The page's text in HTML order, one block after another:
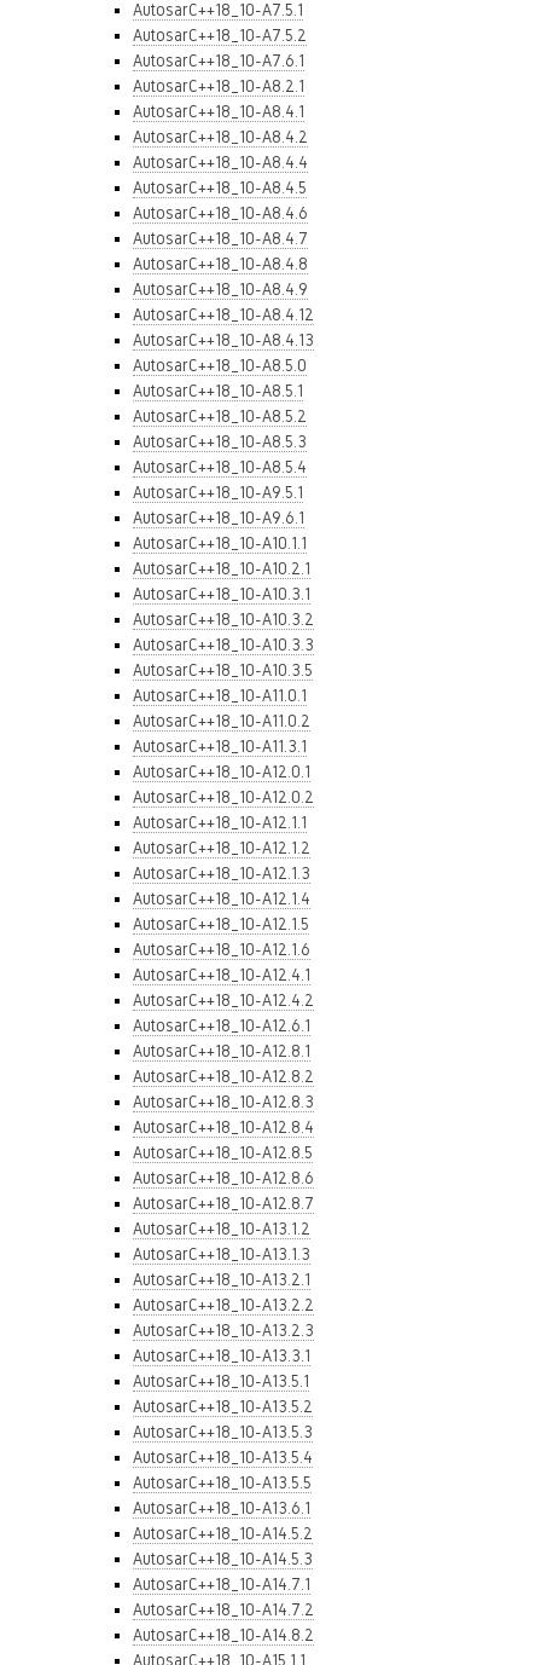
AutosarC++18_10-A7.5.1
AutosarC++18_10-A7.5.2
AutosarC++18_10-A7.6.1
AutosarC++18_10-A8.2.1
AutosarC++18_10-A8.4.1
AutosarC++18_10-A8.4.2
AutosarC++18_10-A8.4.4
AutosarC++18_10-A8.4.5
AutosarC++18_10-A8.4.6
AutosarC++18_10-A8.4.7
AutosarC++18_10-A8.4.8
AutosarC++18_10-A8.4.9
AutosarC++18_10-A8.4.12
AutosarC++18_10-A8.4.13
AutosarC++18_10-A8.5.0
AutosarC++18_10-A8.5.1
AutosarC++18_10-A8.5.2
AutosarC++18_10-A8.5.3
AutosarC++18_10-A8.5.4
AutosarC++18_10-A9.5.1
AutosarC++18_10-A9.6.1
AutosarC++18_10-A10.1.1
AutosarC++18_10-A10.2.1
AutosarC++18_10-A10.3.1
AutosarC++18_10-A10.3.2
AutosarC++18_10-A10.3.3
AutosarC++18_10-A10.3.5
AutosarC++18_10-A11.0.1
AutosarC++18_10-A11.0.2
AutosarC++18_10-A11.3.1
AutosarC++18_10-A12.0.1
AutosarC++18_10-A12.0.2
AutosarC++18_10-A12.1.1
AutosarC++18_10-A12.1.2
AutosarC++18_10-A12.1.3
AutosarC++18_10-A12.1.4
AutosarC++18_10-A12.1.5
AutosarC++18_10-A12.1.6
AutosarC++18_10-A12.4.1
AutosarC++18_10-A12.4.2
AutosarC++18_10-A12.6.1
AutosarC++18_10-A12.8.1
AutosarC++18_10-A12.8.2
AutosarC++18_10-A12.8.3
AutosarC++18_10-A12.8.4
AutosarC++18_10-A12.8.5
AutosarC++18_10-A12.8.6
AutosarC++18_10-A12.8.7
AutosarC++18_10-A13.1.2
AutosarC++18_10-A13.1.3
AutosarC++18_10-A13.2.1
AutosarC++18_10-A13.2.2
AutosarC++18_10-A13.2.3
AutosarC++18_10-A13.3.1
AutosarC++18_10-A13.5.1
AutosarC++18_10-A13.5.2
AutosarC++18_10-A13.5.3
AutosarC++18_10-A13.5.4
AutosarC++18_10-A13.5.5
AutosarC++18_10-A13.6.1
AutosarC++18_10-A14.5.2
AutosarC++18_10-A14.5.3
AutosarC++18_10-A14.7.1
AutosarC++18_10-A14.7.2
AutosarC++18_10-A14.8.2
AutosarC++18_10-A15.1.1